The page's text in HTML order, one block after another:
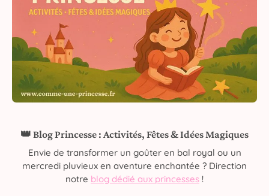
👑 Blog Princesse : Activités, Fêtes & Idées Magiques
Envie de transformer un goûter en bal royal ou un
mercredi pluvieux en aventure enchantée ? Direction
notre blog dédié aux princesses !